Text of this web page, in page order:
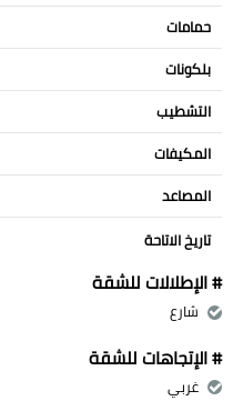
حمامات
بلكونات
التشطيب
المكيفات
المصاعد
تاريخ الاتاحة
# الإطلالات للشقة
شارع
# الإتجاهات للشقة
غربي